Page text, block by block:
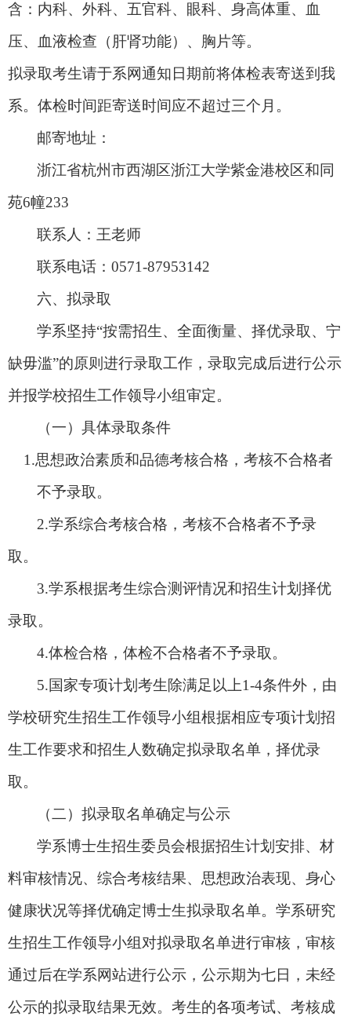
含：内科、外科、五官科、眼科、身高体重、血
压、血液检查（肝肾功能）、胸片等。
拟录取考生请于系网通知日期前将体检表寄送到我
系。体检时间距寄送时间应不超过三个月。
邮寄地址：
浙江省杭州市西湖区浙江大学紫金港校区和同
苑6幢233
联系人：王老师
联系电话： 0571-87953142
六、拟录取
学系坚持“按需招生、全面衡量、择优录取、宁
缺毋滥”的原则进行录取工作，录取完成后进行公示
并报学校招生工作领导小组审定。
（一）具体录取条件
1.思想政治素质和品德考核合格，考核不合格者
不予录取。
2.学系综合考核合格，考核不合格者不予录
取。
3.学系根据考生综合测评情况和招生计划择优
录取。
4.体检合格，体检不合格者不予录取。
5.国家专项计划考生除满足以上1-4条件外，由
学校研究生招生工作领导小组根据相应专项计划招
生工作要求和招生人数确定拟录取名单，择优录
取。
（二）拟录取名单确定与公示
学系博士生招生委员会根据招生计划安排、材
料审核情况、综合考核结果、思想政治表现、身心
健康状况等择优确定博士生拟录取名单。学系研究
生招生工作领导小组对拟录取名单进行审核，审核
通过后在学系网站进行公示，公示期为七日，未经
公示的拟录取结果无效。考生的各项考试、考核成